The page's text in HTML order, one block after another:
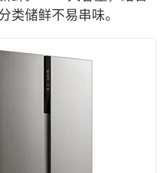
类储鲜不易串味。